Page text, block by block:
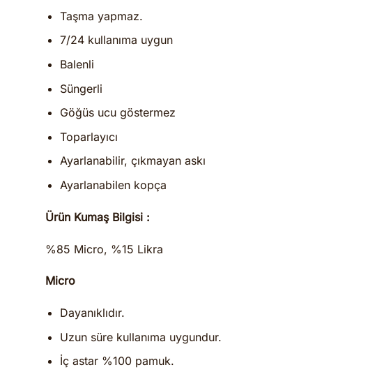
Taşma yapmaz.
7/24 kullanıma uygun
Balenli
Süngerli
Göğüs ucu göstermez
Toparlayıcı
Ayarlanabilir, çıkmayan askı
Ayarlanabilen kopça
Ürün Kumaş Bilgisi :
%85 Micro, %15 Likra
Micro
Dayanıklıdır.
Uzun süre kullanıma uygundur.
İç astar %100 pamuk.